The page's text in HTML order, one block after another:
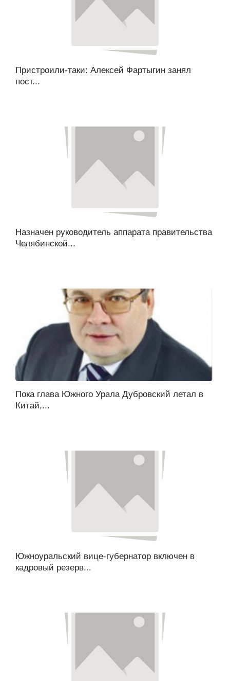
Пристроили-таки: Алексей Фартыгин занял
пост...
Назначен руководитель аппарата правительства
Челябинской...
Пока глава Южного Урала Дубровский летал в
Китай,...
Южноуральский вице-губернатор включен в
кадровый резерв...